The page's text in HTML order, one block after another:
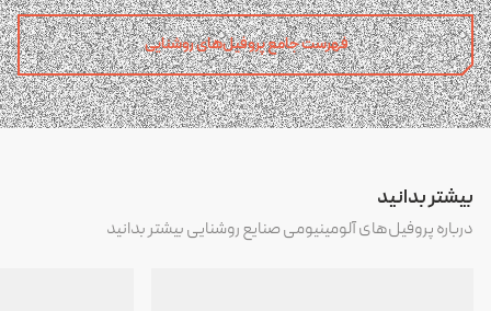
فهرست جامع پروفیل‌های روشنایی
بیشتر بدانید
درباره پروفیل‌های آلومینیومی صنایع روشنایی بیشتر بدانید